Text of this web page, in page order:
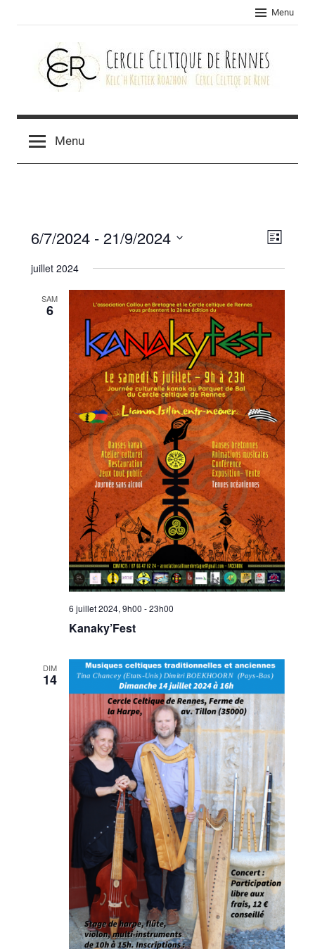
Menu
Cercle
celtique
Menu
par
Liste
6/7/2024 - 21/9/2024
une
date.
juillet 2024
SAM
6
6 juillet 2024, 9h00 -23h00
Kanaky’Fest
DIM
14